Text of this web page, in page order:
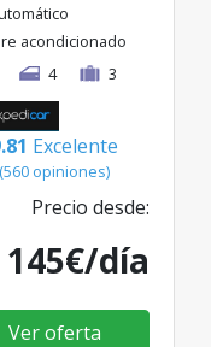
acondicionado
4 3
Excelente
(560 opiniones)
Precio desde:
145€/día
Ver oferta